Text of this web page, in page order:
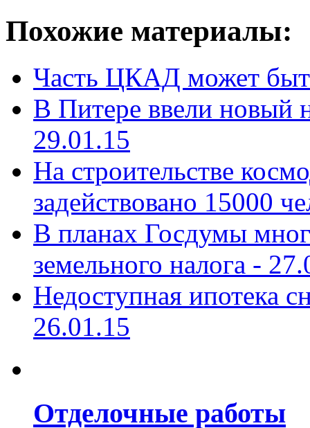
Похожие материалы:
Часть ЦКАД может
В Питере ввели новый
29.01.15
На строительстве
задействовано 15000
В планах Госдумы
земельного налога -
Недоступная ипотека
26.01.15
Отделочные работы